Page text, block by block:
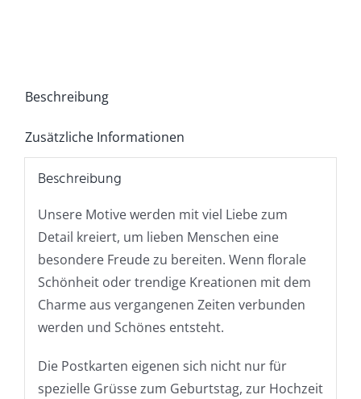
Beschreibung
Zusätzliche Informationen
Beschreibung
Unsere Motive werden mit viel Liebe zum
Detail kreiert, um lieben Menschen eine
besondere Freude zu bereiten. Wenn florale
Schönheit oder trendige Kreationen mit dem
Charme aus vergangenen Zeiten verbunden
werden und Schönes entsteht.
Die Postkarten eigenen sich nicht nur für
spezielle Grüsse zum Geburtstag, zur Hochzeit